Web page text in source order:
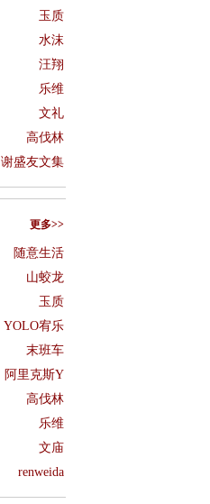
玉质
水沫
汪翔
乐维
文礼
高伐林
谢盛友文集
更多>>
随意生活
山蛟龙
玉质
YOLO宥乐
末班车
阿里克斯Y
高伐林
乐维
文庙
renweida